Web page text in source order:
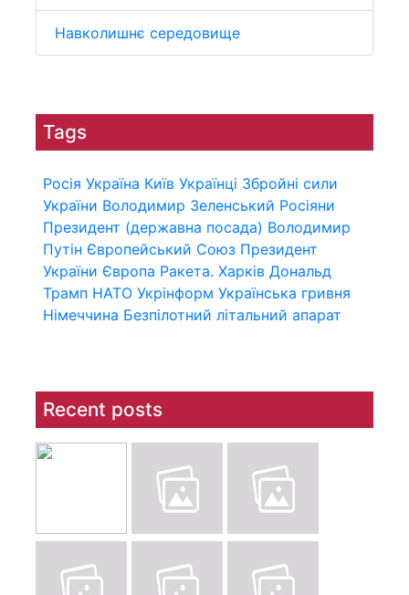
Навколишнє середовище
Tags
Росія Україна Київ Українці Збройні сили
України Володимир Зеленський Росіяни
Президент (державна посада) Володимир
Путін Європейський Союз Президент
України Європа Ракета. Харків Дональд
Трамп НАТО Укрінформ Українська гривня
Німеччина Безпілотний літальний апарат
Recent posts